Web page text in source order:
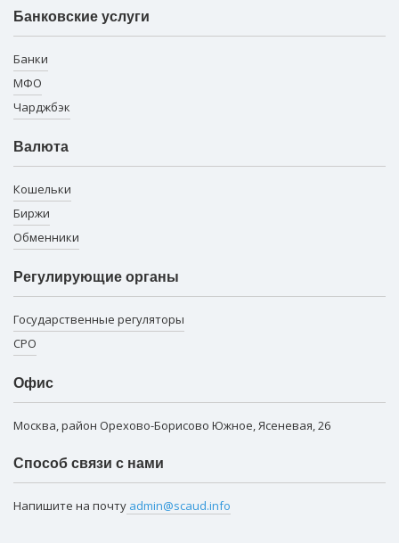
Банковские услуги
Банки
МФО
Чарджбэк
Валюта
Кошельки
Биржи
Обменники
Регулирующие органы
Государственные регуляторы
СРО
Офис
Москва, район Орехово-Борисово Южное, Ясеневая, 26
Способ связи с нами
Напишите на почту admin@scaud.info